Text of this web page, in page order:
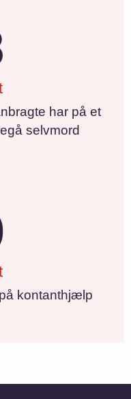
har på et
selvmord
kontanthjælp